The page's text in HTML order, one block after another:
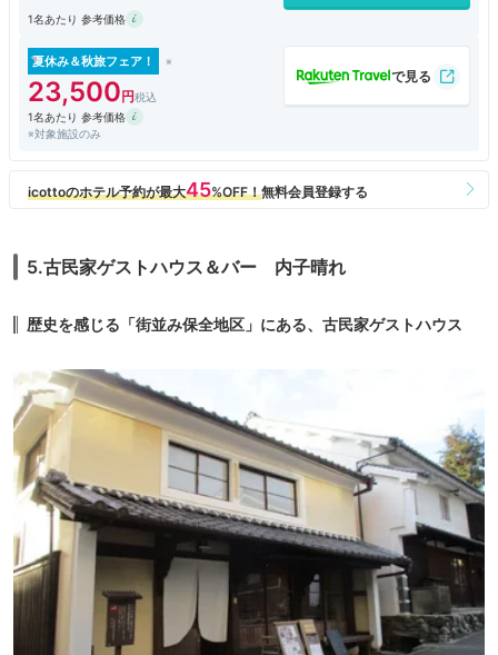
1名あたり 参考価格
夏休み＆秋旅フェア！
23,500
1名あたり 参考価格
※対象施設のみ
5.古民家ゲストハウス＆バー 内子晴れ
歴史を感じる「街並み保全地区」にある、古民家ゲストハウス